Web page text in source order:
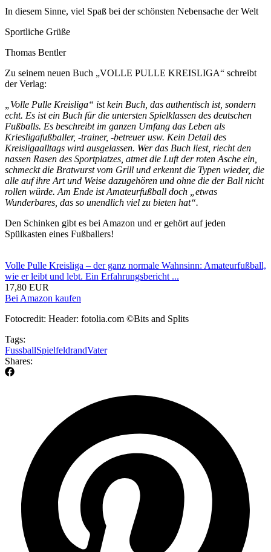
In diesem Sinne, viel Spaß bei der schönsten Nebensache der Welt
Sportliche Grüße
Thomas Bentler
Zu seinem neuen Buch „VOLLE PULLE KREISLIGA“ schreibt
der Verlag:
„Volle Pulle Kreisliga“ ist kein Buch, das authentisch ist, sondern
echt. Es ist ein Buch für die untersten Spielklassen des deutschen
Fußballs. Es beschreibt im ganzen Umfang das Leben als
Kriesligafußballer, -trainer, -betreuer usw. Kein Detail des
Kreisligaalltags wird ausgelassen. Wer das Buch liest, riecht den
nassen Rasen des Sportplatzes, atmet die Luft der roten Asche ein,
schmeckt die Bratwurst vom Grill und erkennt die Typen wieder, die
alle auf ihre Art und Weise dazugehören und ohne die der Ball nicht
rollen würde. Am Ende ist Amateurfußball doch „etwas
Wunderbares, das so unendlich viel zu bieten hat“.
Den Schinken gibt es bei Amazon und er gehört auf jeden
Spülkasten eines Fußballers!
Volle Pulle Kreisliga – der ganz normale Wahnsinn: Amateurfußball,
wie er leibt und lebt. Ein Erfahrungsbericht ...
17,80 EUR
Bei Amazon kaufen
Fotocredit: Header: fotolia.com ©Bits and Splits
Tags:
FussballSpielfeldrandVater
Shares: